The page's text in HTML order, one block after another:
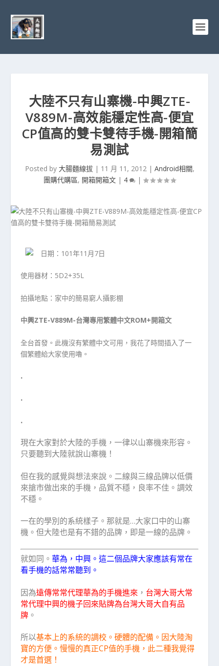
大陸不只有山寨機-中興ZTE-
V889M-高效能穩定性高-便宜
CP值高的雙卡雙待手機-開箱簡
易測試
Posted by 大腸麵線拔| 11 月 11, 2012| Android相關,
團購代購區, 開箱開箱文 | 4 |
日期：101年11月7日
使用器材：5D2+35L
拍攝地點：家中的簡易窮人攝影棚
中興ZTE-V889M-台灣專用繁體中文ROM+開箱文
全台首發。此機沒有繁體中文可用，我花了時間插入了一
個繁體給大家使用嚕。
.
.
.
現在大家對於大陸的手機，一律以山寨機來形容。
只要聽到大陸就說山寨機！
但在我的感覺與想法來說。二線與三線品牌以低價
來搶市做出來的手機，品質不穩，良率不佳。調效
不穩。
一在的學別的系統樣子。那就是…大家口中的山寨
機。但大陸也是有不錯的品牌，即是一線的品牌。
就如同。華為，中興。這二個品牌大家應該有常在
看手機的話常常聽到。
因為遠傳常常代理華為的手機進來 ， 台灣大哥大常
常代理中興的機子回來貼牌為台灣大哥大自有品
牌 。
所以基本上的系統的調校。硬體的配備。因大陸淘
寶的方便。慢慢的真正CP值的手機，此二種我覺得
才是首選！